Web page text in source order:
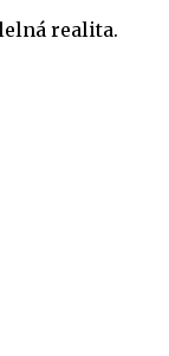
realita.